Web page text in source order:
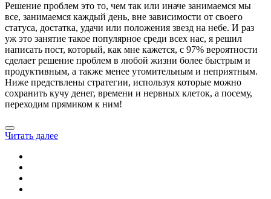
Решение проблем это то, чем так или иначе занимаемся мы
все, занимаемся каждый день, вне зависимости от своего
статуса, достатка, удачи или положения звезд на небе. И раз
уж это занятие такое популярное среди всех нас, я решил
написать пост, который, как мне кажется, с 97% вероятности
сделает решение проблем в любой жизни более быстрым и
продуктивным, а также менее утомительным и неприятным.
Ниже предствлены стратегии, используя которые можно
сохранить кучу денег, времени и нервных клеток, а посему,
переходим прямиком к ним!
Читать далее